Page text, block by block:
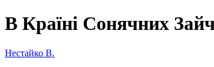
В Країні Сонячних
Нестайко В.